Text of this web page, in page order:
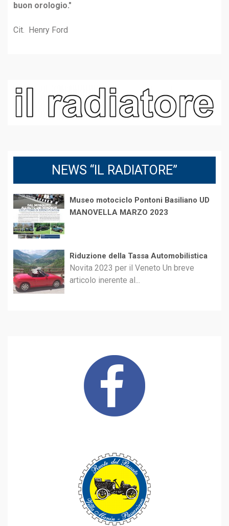
buon orologio."
Cit. Henry Ford
NEWS “IL RADIATORE”
Museo motociclo Pontoni Basiliano UD
MANOVELLA MARZO 2023
Riduzione della Tassa Automobilistica
Novita 2023 per il Veneto Un breve
articolo inerente al...